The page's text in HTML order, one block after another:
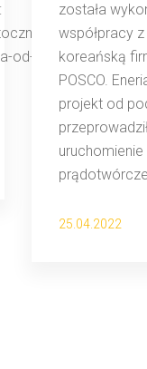
od-podstaw-statek-
została
współpracy
koreańską
POSCO.
projekt od
uruchomienie
25.04.2022